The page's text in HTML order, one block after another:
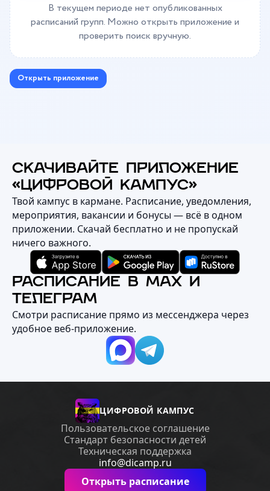
В текущем периоде нет опубликованных
расписаний групп. Можно открыть приложение и
проверить поиск вручную.
Открыть приложение
СКАЧИВАЙТЕ ПРИЛОЖЕНИЕ
«ЦИФРОВОЙ КАМПУС»
Твой кампус в кармане. Расписание, уведомления,
мероприятия, вакансии и бонусы — всё в одном
приложении. Скачай бесплатно и не пропускай
ничего важного.
РАСПИСАНИЕ В MAX И
ТЕЛЕГРАМ
Смотри расписание прямо из мессенджера через
удобное веб‑приложение.
ЦИФРОВОЙ КАМПУС
Пользовательское соглашение
Стандарт безопасности детей
Техническая поддержка
info@dicamp.ru
Открыть расписание